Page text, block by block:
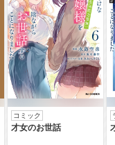
コミック
才女のお世話